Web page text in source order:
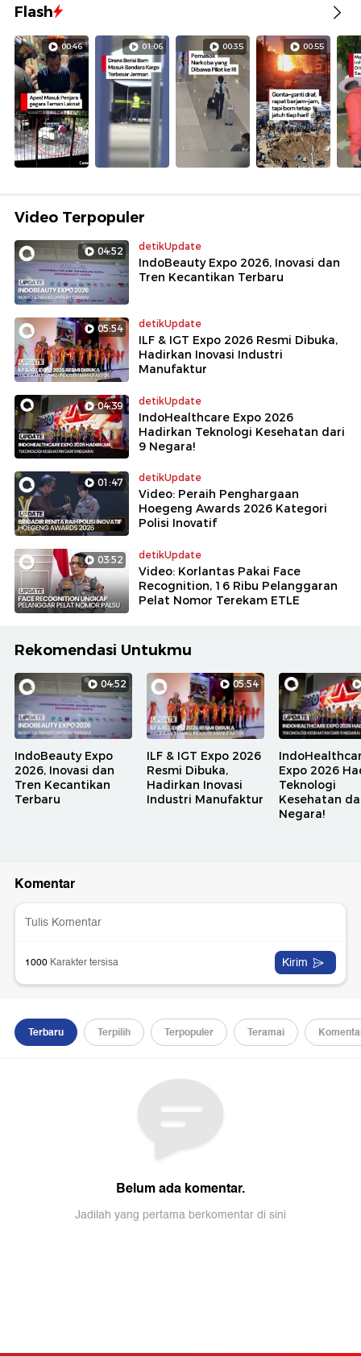
Flash
00:46 01:06 00:35 00:55
Video Terpopuler
04:52 detikUpdate
IndoBeauty Expo 2026, Inovasi dan
Tren Kecantikan Terbaru
05:54 detikUpdate
ILF & IGT Expo 2026 Resmi Dibuka,
Hadirkan Inovasi Industri
Manufaktur
04:39 detikUpdate
IndoHealthcare Expo 2026
Hadirkan Teknologi Kesehatan dari
9 Negara!
01:47 detikUpdate
Video: Peraih Penghargaan
Hoegeng Awards 2026 Kategori
Polisi Inovatif
03:52 detikUpdate
Video: Korlantas Pakai Face
Recognition, 16 Ribu Pelanggaran
Pelat Nomor Terekam ETLE
Rekomendasi Untukmu
04:52
IndoBeauty Expo
2026, Inovasi dan
Tren Kecantikan
Terbaru
05:54
ILF & IGT Expo 2026
Resmi Dibuka,
Hadirkan Inovasi
Industri Manufaktur
Expo 2026
Teknologi
Kesehatan
Negara!